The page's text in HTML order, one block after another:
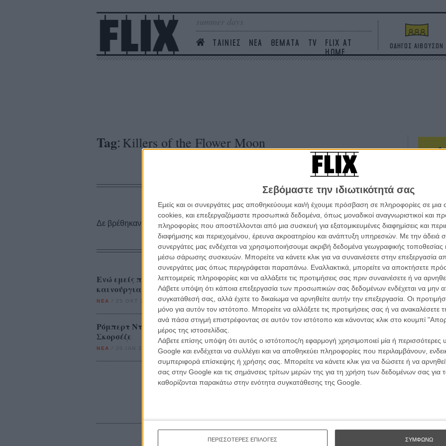
Σεβόμαστε την ιδιωτικότητά σας
Εμείς και οι συνεργάτες μας αποθηκεύουμε και/ή έχουμε πρόσβαση σε πληροφορίες σε
cookies, και επεξεργαζόμαστε προσωπικά δεδομένα, όπως μοναδικοί αναγνωριστικοί και
πληροφορίες που αποστέλλονται από μια συσκευή για εξατομικευμένες διαφημίσεις και
διαφήμισης και περιεχομένου, έρευνα ακροατηρίου και ανάπτυξη υπηρεσιών. Με την άδειά
συνεργάτες μας ενδέχεται να χρησιμοποιήσουμε ακριβή δεδομένα γεωγραφικής τοποθεσίας
μέσω σάρωσης συσκευών. Μπορείτε να κάνετε κλικ για να συναινέσετε στην επεξεργασία
συνεργάτες μας όπως περιγράφεται παραπάνω. Εναλλακτικά, μπορείτε να αποκτήσετε
λεπτομερείς πληροφορίες και να αλλάξετε τις προτιμήσεις σας πριν συναινέσετε ή να
Λάβετε υπόψη ότι κάποια επεξεργασία των προσωπικών σας δεδομένων ενδέχεται να μην
συγκατάθεσή σας, αλλά έχετε το δικαίωμα να αρνηθείτε αυτήν την επεξεργασία. Οι
μόνο για αυτόν τον ιστότοπο. Μπορείτε να αλλάξετε τις προτιμήσεις σας ή να ανακαλέσετε
ανά πάσα στιγμή επιστρέφοντας σε αυτόν τον ιστότοπο και κάνοντας κλικ στο κουμπί
μέρος της ιστοσελίδας.
Λάβετε επίσης υπόψη ότι αυτός ο ιστότοπος/η εφαρμογή χρησιμοποιεί μία ή περισσότερες
Google και ενδέχεται να συλλέγει και να αποθηκεύει πληροφορίες που περιλαμβάνουν,
συμπεριφορά επίσκεψης ή χρήσης σας. Μπορείτε να κάνετε κλικ για να δώσετε ή να
σας στην Google και τις σημάνσεις τρίτων μερών της για τη χρήση των δεδομένων σας
καθορίζονται παρακάτω στην ενότητα συγκατάθεσης της Google.
ΠΕΡΙΣΣΟΤΕΡΕΣ ΕΠΙΛΟΓΕΣ ΣΥΜΦΩΝΩ
summer days
ΤΑΙΝΙΕΣ ΝΕΑ ΘΕΜΑΤΑ TV
FLIX AT
HOME
ΟΔΗΓΟΣ ΑΙΘΟΥΣΩΝ
Tag: Killers of the Flower Moon
ΤΑΙΝΙΕΣ
Δε βρέθηκαν σχετικές κριτικές ταινιών.
ΑΡΘΡΑ
Ενώ εμείς περιμένουμε το «The Irishman», ο Μάρτιν Σκορσέζε ετοιμάζει
καινούργια ταινία
ΝΕΑ / Γιώργος Κρασσακόπουλος
Ρόμπερτ Ντε Νίρο & Λεονάρντο ΝτιΚάπριο μαζί στη νέα ταινία του Μάρτιν
Σκορσέζε
ΝΕΑ 20 ΙΑΝ 2020 Πόλυ Λυκούργου
Βιμ
Η
σε
Εγγράψου